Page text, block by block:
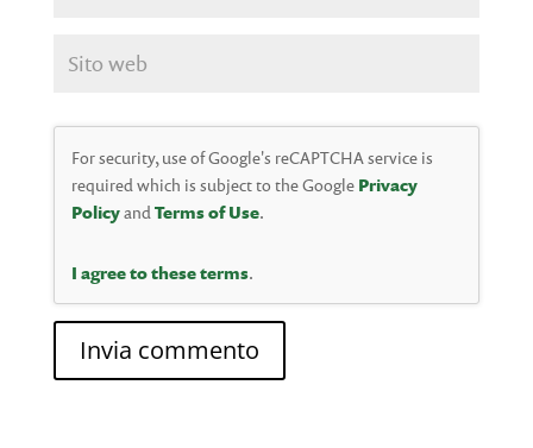
For security, use of Google's reCAPTCHA service is
required which is subject to the Google Privacy
PolicyandTerms of Use.
I agree to these terms.